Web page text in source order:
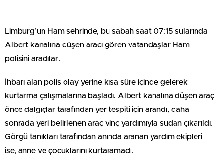
Limburg’un Ham sehrinde, bu sabah saat 07:15 sularında
Albert kanalına düşen aracı gören vatandaşlar Ham
polisini aradılar.
İhbarı alan polis olay yerine kısa süre içinde gelerek
kurtarma çalışmalarına başladı. Albert kanalına düşen araç
önce dalgıçlar tarafından yer tespiti için arandı, daha
sonrada yeri belirlenen araç vinç yardımıyla sudan çıkarıldı.
Görgü tanıkları tarafından anında aranan yardım ekipleri
ise, anne ve çocuklarını kurtaramadı.